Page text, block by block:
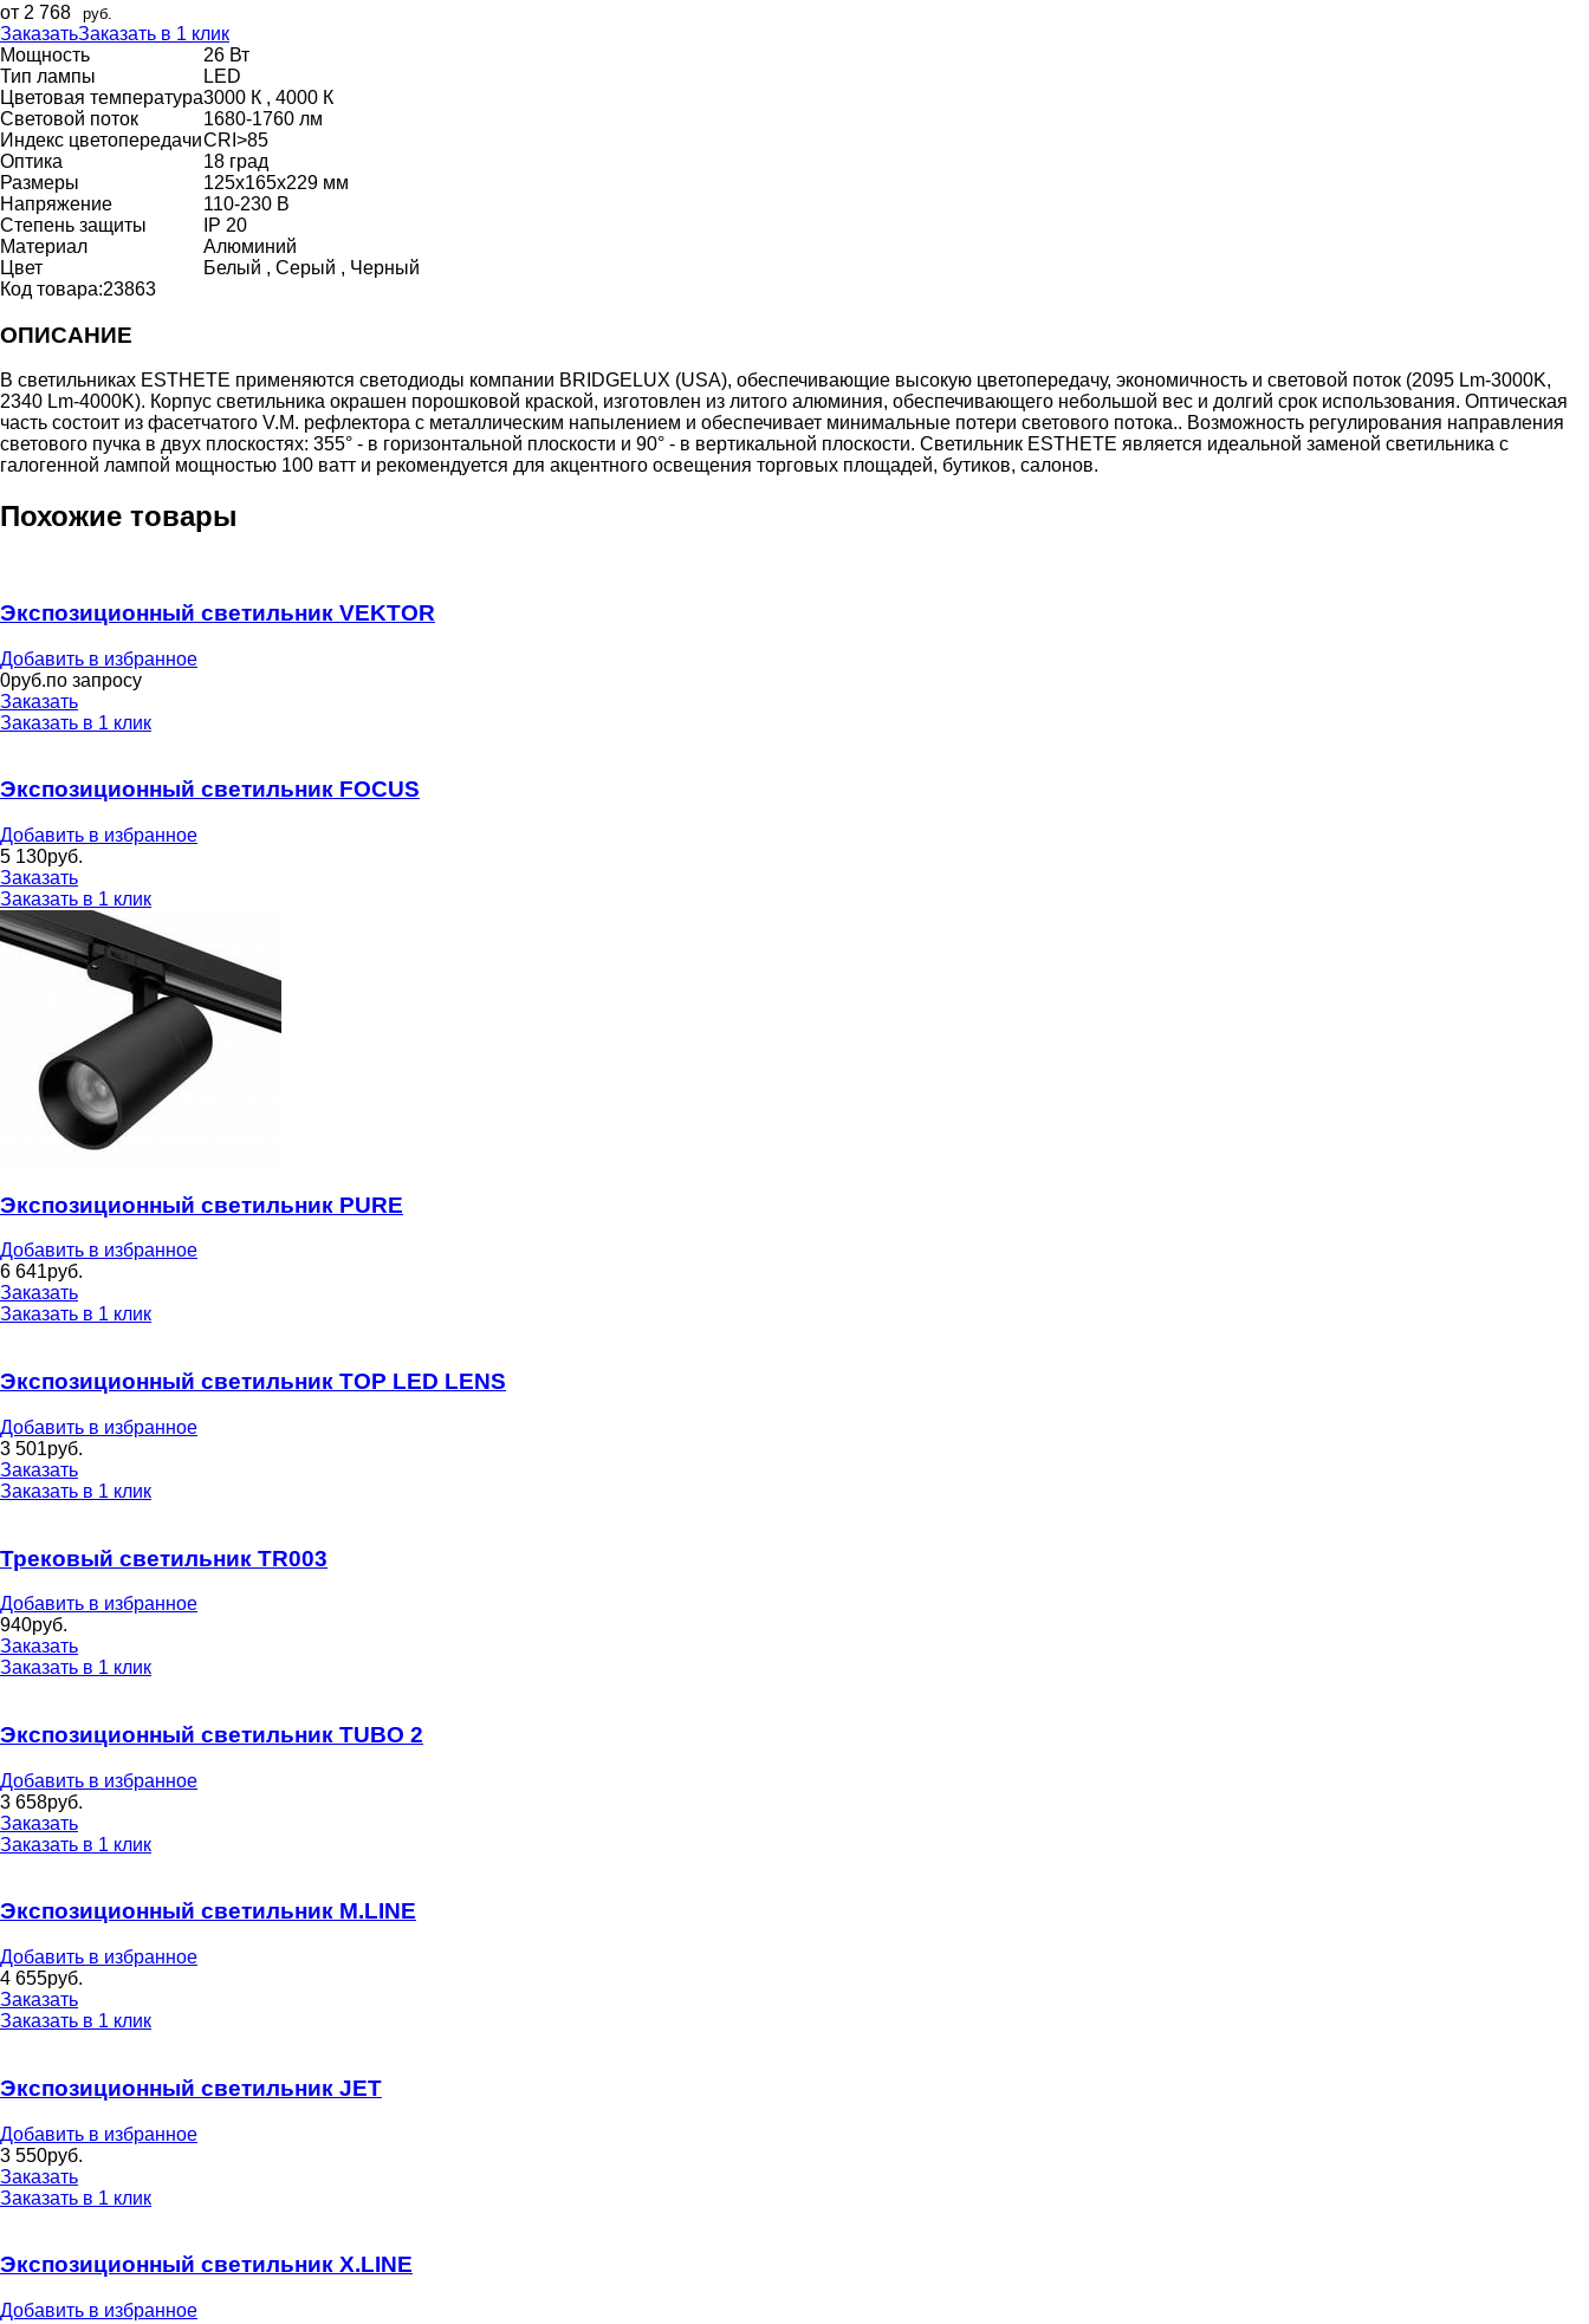
от 2 768 руб.
ЗаказатьЗаказать в 1 клик
Мощность
26 Вт
Тип лампы
LED
Цветовая температура3000 К , 4000 К
Световой поток
1680-1760 лм
Индекс цветопередачиCRI>85
Оптика
18 град
Размеры
125x165x229 мм
Напряжение
110-230 В
Степень защиты
IP 20
Материал
Алюминий
Цвет
Белый , Серый , Черный
Код товара:23863
ОПИСАНИЕ
В светильниках ESTHETE применяются светодиоды компании BRIDGELUX (USA), обеспечивающие высокую цветопередачу, экономичность и световой поток (2095 Lm-3000K,
2340 Lm-4000K). Корпус светильника окрашен порошковой краской, изготовлен из литого алюминия, обеспечивающего небольшой вес и долгий срок использования. Оптическая
часть состоит из фасетчатого V.M. рефлектора с металлическим напылением и обеспечивает минимальные потери светового потока.. Возможность регулирования направления
светового пучка в двух плоскостях: 355° - в горизонтальной плоскости и 90° - в вертикальной плоскости. Светильник ESTHETE является идеальной заменой светильника с
галогенной лампой мощностью 100 ватт и рекомендуется для акцентного освещения торговых площадей, бутиков, салонов.
Похожие товары
Экспозиционный светильник VEKTOR
Добавить в избранное
0руб.по запросу
Заказать
Заказать в 1 клик
Экспозиционный светильник FOCUS
Добавить в избранное
5 130руб.
Заказать
Заказать в 1 клик
Экспозиционный светильник PURE
Добавить в избранное
6 641руб.
Заказать
Заказать в 1 клик
Экспозиционный светильник TOP LED LENS
Добавить в избранное
3 501руб.
Заказать
Заказать в 1 клик
Трековый светильник TR003
Добавить в избранное
940руб.
Заказать
Заказать в 1 клик
Экспозиционный светильник TUBO 2
Добавить в избранное
3 658руб.
Заказать
Заказать в 1 клик
Экспозиционный светильник M.LINE
Добавить в избранное
4 655руб.
Заказать
Заказать в 1 клик
Экспозиционный светильник JET
Добавить в избранное
3 550руб.
Заказать
Заказать в 1 клик
Экспозиционный светильник X.LINE
Добавить в избранное